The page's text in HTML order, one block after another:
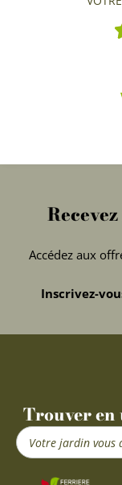
Accédez aux
Inscrivez-
Trouver en
Search
...